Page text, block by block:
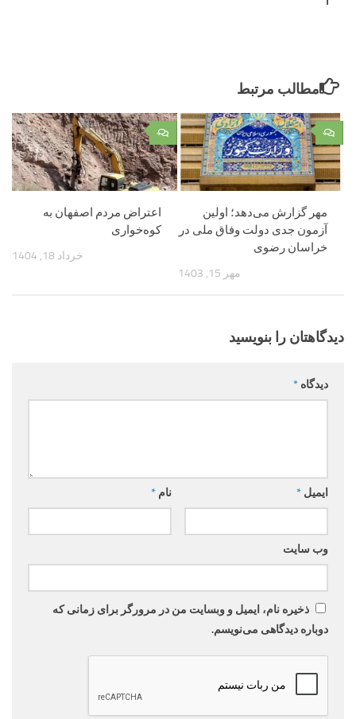
مطالب مرتبط
۰
اعتراض مردم اصفهان به
کوه‌خواری
خرداد 18, 1404
۰
مهر گزارش می‌دهد؛ اولین
آزمون جدی دولت وفاق ملی در
خراسان رضوی
مهر 15, 1403
دیدگاهتان را بنویسید
دیدگاه *
نام * ایمیل *
وب‌ سایت
ذخیره نام، ایمیل و وبسایت من در مرورگر برای زمانی که
دوباره دیدگاهی می‌نویسم.